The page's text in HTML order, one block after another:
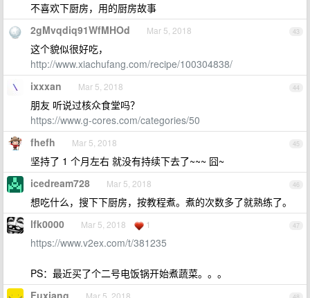
不喜欢下厨房，用的厨房故事
43
2gMvqdiq91WfMHOd Mar 5, 2018
这个貌似很好吃，
http://www.xiachufang.com/recipe/100304838/
44
ixxxan Mar 5, 2018
朋友 听说过核众食堂吗？
https://www.g-cores.com/categories/50
45
fhefh Mar 5, 2018
坚持了 1 个月左右 就没有持续下去了~~~ 囧~
46
icedream728 Mar 5, 2018
想吃什么，搜下下厨房，按教程煮。煮的次数多了就熟练了。
47
lfk0000 Mar 5, 2018 1
https://www.v2ex.com/t/381235
PS：最近买了个二号电饭锅开始煮蔬菜。。。
Fuxiang Mar 5, 2018